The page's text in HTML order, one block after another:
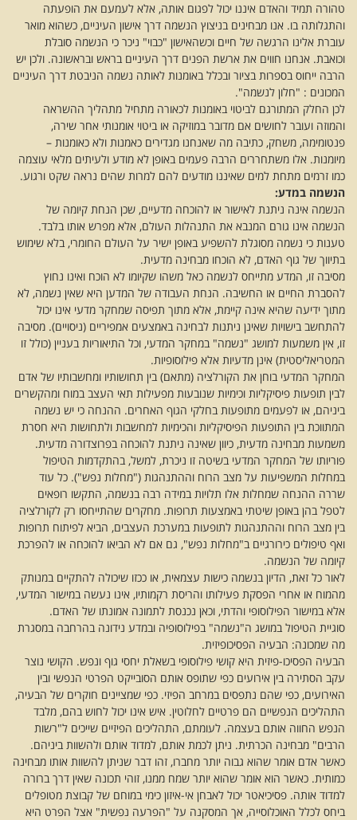
טהורה תמיד והאדם איננו יכול לפגום אותה, אלא לעמעם את הופעתה
והתגלותה בו. אנו מבחינים בניצוץ הנשמה דרך אישון העיניים, כשהוא מואר
עוברת אלינו הרגשה של חיים וכשהאישון "כבוי" ניכר כי הנשמה סובלת
וכואבת. אנחנו חווים את ארשת הפנים דרך העיניים בראש ובראשונה. ולכן יש
הרבה ייחוס בספרות בציור ובכלל באומנות לאותה נשמה הניבטת דרך העיניים
המכונים : "חלון לנשמה".
לכן החלק המתורגם לביטוי באומנות לכאורה מתחיל מתהליך ההשראה
והמוזה ועובר לחושים אם מדובר במוזיקה או ביטוי אומנותי אחר שירה,
פנטומימה, משחק, כתיבה מה שאנחנו מגדירים כאמנות ולא כאומנות –
מיומנות. אלו משתחררים הרבה פעמים באופן לא מודע ולעיתים מלאי עוצמה
כמו זרמים מתחת למים שאיננו מודעים להם למרות שהים נראה שקט ורגוע.
הנשמה במדע:
הנשמה אינה ניתנת לאישור או להוכחה מדעיים, שכן הנחת קיומה של
הנשמה אינו גורם המנבא את התנהלות העולם, אלא מפרש אותו בלבד.
טענות כי נשמה מסוגלת להשפיע באופן ישיר על העולם החומרי, בלא שימוש
בתיווך של גוף האדם, לא הוכחו מבחינה מדעית.
מסיבה זו, המדע מתייחס לנשמה כאל משהו שקיומו לא הוכח ואינו נחוץ
להסברת החיים או החשיבה. הנחת העבודה של המדען היא שאין נשמה, לא
מתוך ידיעה שהיא אינה קיימת, אלא מתוך תפיסה שמחקר מדעי אינו יכול
להתחשב בישויות שאינן ניתנות לבחינה באמצעים אמפיריים (ניסויים). מסיבה
זו, אין משמעות למושג "נשמה" במחקר המדעי, וכל התיאוריות בעניין (כולל זו
המטריאליסטית) אינן מדעיות אלא פילוסופיות.
המחקר המדעי בוחן את הקורלציה (מתאם) בין תחושותיו ומחשבותיו של אדם
לבין תופעות פיסיקליות וכימיות שנובעות מפעילות תאי העצב במוח ומהקשרים
ביניהם, או לפעמים מתופעות בחלקי הגוף האחרים. ההנחה כי יש נשמה
המתווכת בין התופעות הפיסיקליות והכימיות למחשבות ולתחושות היא חסרת
משמעות מבחינה מדעית, כיוון שאינה ניתנת להוכחה בפרוצדורה מדעית.
פוריותו של המחקר המדעי בשיטה זו ניכרת, למשל, בהתקדמות הטיפול
במחלות המשפיעות על מצב הרוח וההתנהגות ("מחלות נפש"). כל עוד
שררה ההנחה שמחלות אלו תלויות במידה רבה בנשמה, התקשו רופאים
לטפל בהן באופן שיטתי באמצעות תרופות. מחקרים שהתייחסו רק לקורלציה
בין מצב הרוח וההתנהגות לתופעות במערכת העצבים, הביא לפיתוח תרופות
ואף טיפולים כירורגיים ב"מחלות נפש", גם אם לא הביאו להוכחה או להפרכת
קיומה של הנשמה.
לאור כל זאת, הדיון בנשמה כישות עצמאית, או ככזו שיכולה להתקיים במנותק
מהמוח או אחרי הפסקת פעילותו והריסת רקמותיו, אינו נעשה במישור המדעי,
אלא במישור הפילוסופי והדתי, וכאן נכנסת לתמונה אמונתו של האדם.
סוגיית הטיפול במושג ה"נשמה" בפילוסופיה ובמדע נידונה בהרחבה במסגרת
מה שמכונה: הבעיה הפסיכופיזית.
הבעיה הפסיכו-פיזית היא קושי פילוסופי בשאלת יחסי גוף ונפש. הקושי נוצר
עקב הסתירה בין אירועים כפי שתופס אותם הסובייקט הפרטי הנפשי ובין
האירועים, כפי שהם נתפסים במרחב הפיזי. כפי שמציינים חוקרים של הבעיה,
התהליכים הנפשיים הם פרטיים לחלוטין. איש אינו יכול לחוש בהם, מלבד
הנפש החווה אותם בעצמה. לעומתם, התהליכים הפיזיים שייכים ל"רשות
הרבים" מבחינה הכרתית. ניתן לכמת אותם, למדוד אותם ולהשוות ביניהם.
כאשר אדם אומר שהוא גבוה יותר מחברו, זהו דבר שניתן להשוות אותו מבחינה
כמותית. כאשר הוא אומר שהוא יותר שמח ממנו, זוהי תכונה שאין דרך ברורה
למדוד אותה. פסיכיאטר יכול לאבחן אי-איזון כימי במוחם של קבוצת מטופלים
ביחס לכלל האוכלוסייה, אך המסקנה על "הפרעה נפשית" אצל הפרט היא